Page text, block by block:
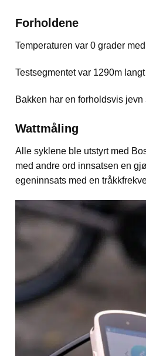
Forholdene
Temperaturen var 0 grader
Testsegmentet var 1290m
Bakken har en forholdsvis
Wattmåling
Alle syklene ble utstyrt med
med andre ord innsatsen en
egeninnsats med en